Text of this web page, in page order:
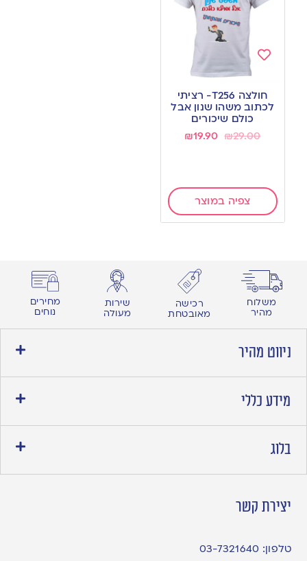
to
wishlist
חולצה T256- רציתי
לכתוב משהו שנון אבל
כולם שיכורים
₪29.00
₪19.90
צפיה במוצר
משלוח
מהיר
רכישה
מאובטחת
שירות
מעולה
מחירים
נוחים
ניווט מהיר
מידע כללי
בלוג
יצירת קשר
טלפון: 03-7321640